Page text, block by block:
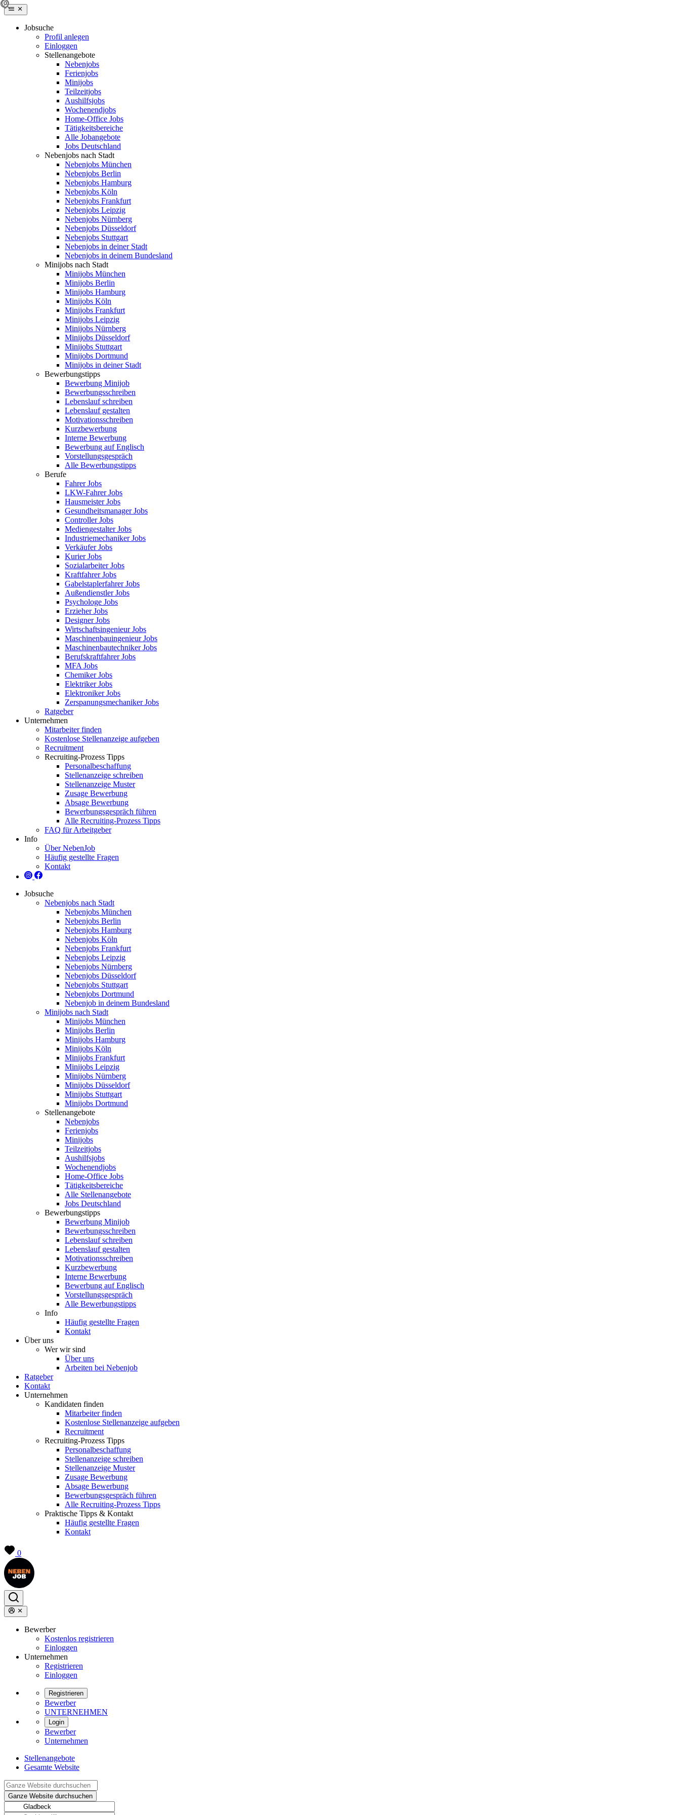
Jobsuche
Profil anlegen
Einloggen
Stellenangebote
Nebenjobs
Ferienjobs
Minijobs
Teilzeitjobs
Aushilfsjobs
Wochenendjobs
Home-Office Jobs
Tätigkeitsbereiche
Alle Jobangebote
Jobs Deutschland
Nebenjobs nach Stadt
Nebenjobs München
Nebenjobs Berlin
Nebenjobs Hamburg
Nebenjobs Köln
Nebenjobs Frankfurt
Nebenjobs Leipzig
Nebenjobs Nürnberg
Nebenjobs Düsseldorf
Nebenjobs Stuttgart
Nebenjobs in deiner Stadt
Nebenjobs in deinem Bundesland
Minijobs nach Stadt
Minijobs München
Minijobs Berlin
Minijobs Hamburg
Minijobs Köln
Minijobs Frankfurt
Minijobs Leipzig
Minijobs Nürnberg
Minijobs Düsseldorf
Minijobs Stuttgart
Minijobs Dortmund
Minijobs in deiner Stadt
Bewerbungstipps
Bewerbung Minijob
Bewerbungsschreiben
Lebenslauf schreiben
Lebenslauf gestalten
Motivationsschreiben
Kurzbewerbung
Interne Bewerbung
Bewerbung auf Englisch
Vorstellungsgespräch
Alle Bewerbungstipps
Berufe
Fahrer Jobs
LKW-Fahrer Jobs
Hausmeister Jobs
Gesundheitsmanager Jobs
Controller Jobs
Mediengestalter Jobs
Industriemechaniker Jobs
Verkäufer Jobs
Kurier Jobs
Sozialarbeiter Jobs
Kraftfahrer Jobs
Gabelstaplerfahrer Jobs
Außendienstler Jobs
Psychologe Jobs
Erzieher Jobs
Designer Jobs
Wirtschaftsingenieur Jobs
Maschinenbauingenieur Jobs
Maschinenbautechniker Jobs
Berufskraftfahrer Jobs
MFA Jobs
Chemiker Jobs
Elektriker Jobs
Elektroniker Jobs
Zerspanungsmechaniker Jobs
Ratgeber
Unternehmen
Mitarbeiter finden
Kostenlose Stellenanzeige aufgeben
Recruitment
Recruiting-Prozess Tipps
Personalbeschaffung
Stellenanzeige schreiben
Stellenanzeige Muster
Zusage Bewerbung
Absage Bewerbung
Bewerbungsgespräch führen
Alle Recruiting-Prozess Tipps
FAQ für Arbeitgeber
Info
Über NebenJob
Häufig gestellte Fragen
Kontakt
Jobsuche
Nebenjobs nach Stadt
Nebenjobs München
Nebenjobs Berlin
Nebenjobs Hamburg
Nebenjobs Köln
Nebenjobs Frankfurt
Nebenjobs Leipzig
Nebenjobs Nürnberg
Nebenjobs Düsseldorf
Nebenjobs Stuttgart
Nebenjobs Dortmund
Nebenjob in deinem Bundesland
Minijobs nach Stadt
Minijobs München
Minijobs Berlin
Minijobs Hamburg
Minijobs Köln
Minijobs Frankfurt
Minijobs Leipzig
Minijobs Nürnberg
Minijobs Düsseldorf
Minijobs Stuttgart
Minijobs Dortmund
Stellenangebote
Nebenjobs
Ferienjobs
Minijobs
Teilzeitjobs
Aushilfsjobs
Wochenendjobs
Home-Office Jobs
Tätigkeitsbereiche
Alle Stellenangebote
Jobs Deutschland
Bewerbungstipps
Bewerbung Minijob
Bewerbungsschreiben
Lebenslauf schreiben
Lebenslauf gestalten
Motivationsschreiben
Kurzbewerbung
Interne Bewerbung
Bewerbung auf Englisch
Vorstellungsgespräch
Alle Bewerbungstipps
Info
Häufig gestellte Fragen
Kontakt
Über uns
Wer wir sind
Über uns
Arbeiten bei Nebenjob
Ratgeber
Kontakt
Unternehmen
Kandidaten finden
Mitarbeiter finden
Kostenlose Stellenanzeige aufgeben
Recruitment
Recruiting-Prozess Tipps
Personalbeschaffung
Stellenanzeige schreiben
Stellenanzeige Muster
Zusage Bewerbung
Absage Bewerbung
Bewerbungsgespräch führen
Alle Recruiting-Prozess Tipps
Praktische Tipps & Kontakt
Häufig gestellte Fragen
Kontakt
0
Bewerber
Kostenlos registrieren
Einloggen
Unternehmen
Registrieren
Einloggen
Registrieren
Bewerber
UNTERNEHMEN
Login
Bewerber
Unternehmen
Stellenangebote
Gesamte Website